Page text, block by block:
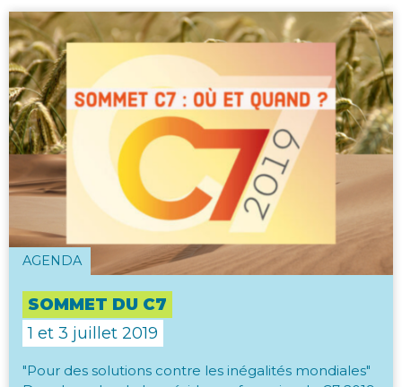
AGENDA
SOMMET DU C7
1 et 3 juillet 2019
"Pour des solutions contre les inégalités mondiales"